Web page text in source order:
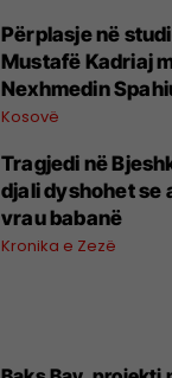
Përplasje në
Mustafë Kadriaj
Nexhmedin
transmetimi
Kosovë
Tragjedi në
djali dyshohet se
vrau babanë
Kronika e Zezë